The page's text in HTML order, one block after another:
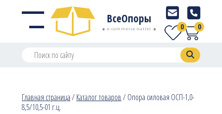
ВсеОпоры
e-commerce outlet 0
0
Главная страница/Каталог товаров/Опора силовая ОСП-1,0-
8,5/10,5-01 г.ц.